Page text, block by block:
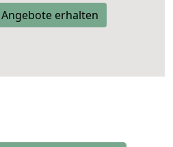
erhalten